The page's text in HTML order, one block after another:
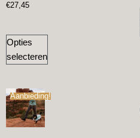
€27,45
Opties
selecteren
Aanbieding!